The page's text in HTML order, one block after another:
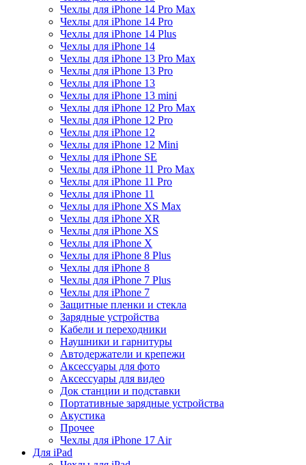
Чехлы для iPhone 14 Pro Max
Чехлы для iPhone 14 Pro
Чехлы для iPhone 14 Plus
Чехлы для iPhone 14
Чехлы для iPhone 13 Pro Max
Чехлы для iPhone 13 Pro
Чехлы для iPhone 13
Чехлы для iPhone 13 mini
Чехлы для iPhone 12 Pro Max
Чехлы для iPhone 12 Pro
Чехлы для iPhone 12
Чехлы для iPhone 12 Mini
Чехлы для iPhone SE
Чехлы для iPhone 11 Pro Max
Чехлы для iPhone 11 Pro
Чехлы для iPhone 11
Чехлы для iPhone XS Max
Чехлы для iPhone XR
Чехлы для iPhone XS
Чехлы для iPhone X
Чехлы для iPhone 8 Plus
Чехлы для iPhone 8
Чехлы для iPhone 7 Plus
Чехлы для iPhone 7
Защитные пленки и стекла
Зарядные устройства
Кабели и переходники
Наушники и гарнитуры
Автодержатели и крепежи
Аксессуары для фото
Аксессуары для видео
Док станции и подставки
Портативные зарядные устройства
Акустика
Прочее
Чехлы для iPhone 17 Air
Для iPad